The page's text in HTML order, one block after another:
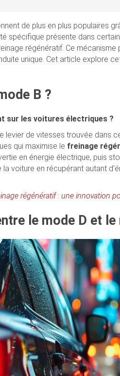
de plus en plus populaires
spécifique présente dans
régénératif. Ce mécanisme
unique. Cet article explore
B ?
sur les voitures électriques ?
levier de vitesses trouvée dans
qui maximise le freinage
en énergie électrique, puis
la voiture en récupérant autant
régénératif : une innovation
le mode D et le